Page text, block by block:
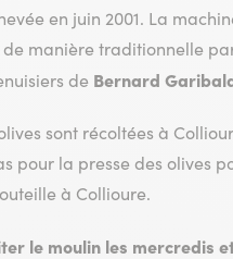
en juin 2001. La
de manière traditionnelle
de Bernard
sont récoltées à
pour la presse des olives
à Collioure.
le moulin les mercredis